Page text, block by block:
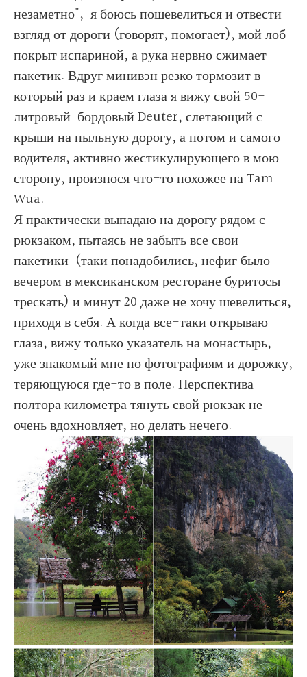
незаметно", я боюсь пошевелиться и отвести
взгляд от дороги (говорят, помогает), мой лоб
покрыт испариной, а рука нервно сжимает
пакетик. Вдруг минивэн резко тормозит в
который раз и краем глаза я вижу свой 50-
литровый бордовый Deuter, слетающий с
крыши на пыльную дорогу, а потом и самого
водителя, активно жестикулирующего в мою
сторону, произнося что-то похожее на Tam
Wua.
Я практически выпадаю на дорогу рядом с
рюкзаком, пытаясь не забыть все свои
пакетики (таки понадобились, нефиг было
вечером в мексиканском ресторане буритосы
трескать) и минут 20 даже не хочу шевелиться,
приходя в себя. А когда все-таки открываю
глаза, вижу только указатель на монастырь,
уже знакомый мне по фотографиям и дорожку,
теряющуюся где-то в поле. Перспектива
полтора километра тянуть свой рюкзак не
очень вдохновляет, но делать нечего.